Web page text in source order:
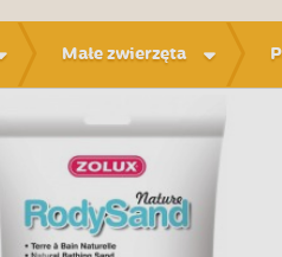
Małe zwierzęta